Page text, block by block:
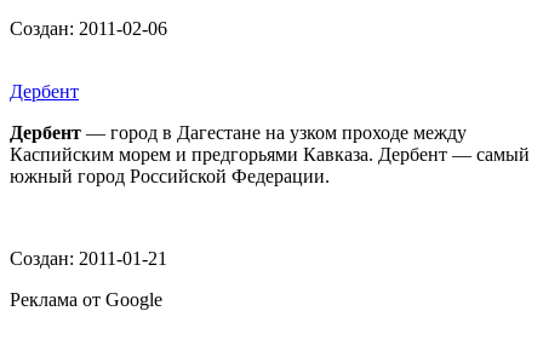
Создан: 2011-02-06
Дербент
Дербент — город в Дагестане на узком проходе между
Каспийским морем и предгорьями Кавказа. Дербент — самый
южный город Российской Федерации.
Создан: 2011-01-21
Реклама от Google